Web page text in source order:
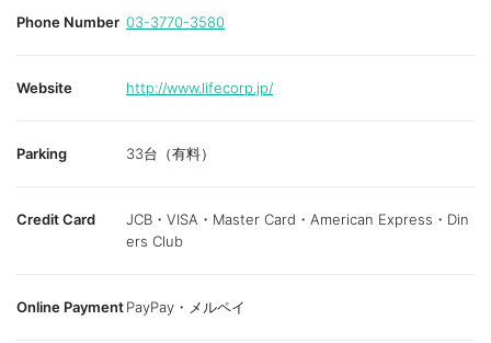
Phone Number 03-3770-3580
Website http://www.lifecorp.jp/
Parking 33台（有料）
Credit Card
JCB・VISA・Master Card・American Express・Din
ers Club
Online PaymentPayPay・メルペイ